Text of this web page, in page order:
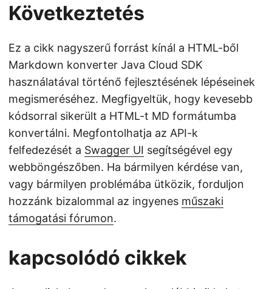
Következtetés
Ez a cikk nagyszerű forrást kínál a HTML-ből
Markdown konverter Java Cloud SDK
használatával történő fejlesztésének lépéseinek
megismeréséhez. Megfigyeltük, hogy kevesebb
kódsorral sikerült a HTML-t MD formátumba
konvertálni. Megfontolhatja az API-k
felfedezését a Swagger UI segítségével egy
webböngészőben. Ha bármilyen kérdése van,
vagy bármilyen problémába ütközik, forduljon
hozzánk bizalommal az ingyenes műszaki
támogatási fórumon.
kapcsolódó cikkek